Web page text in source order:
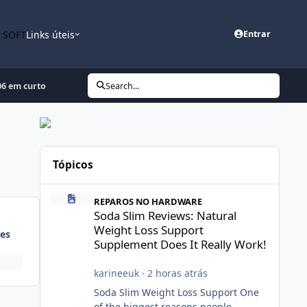
Links úteis Entrar
em curto Search...
Tópicos
REPAROS NO HARDWARE
Soda Slim Reviews: Natural
Weight Loss Support
Supplement Does It Really Work!
karineeuk· 2 horas atrás
Soda Slim Weight Loss Support One